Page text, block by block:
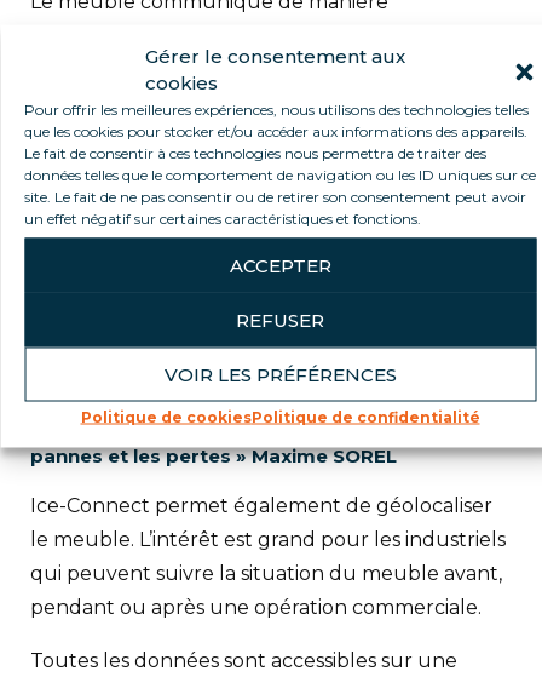
Gérer le consentement aux
cookies
Pour offrir les meilleures expériences, nous utilisons des technologies telles
que les cookies pour stocker et/ou accéder aux informations des appareils.
Le fait de consentir à ces technologies nous permettra de traiter des
données telles que le comportement de navigation ou les ID uniques sur ce
site. Le fait de ne pas consentir ou de retirer son consentement peut avoir
un effet négatif sur certaines caractéristiques et fonctions.
ACCEPTER
REFUSER
VOIR LES PRÉFÉRENCES
Politique de cookiesPolitique de confidentialité
températures et les courbes de froid. Un système
d’alarme permet une forte réactivité pour agir en
cas de dysfonctionnement. On évite ainsi les
ruptures de chaine du froid et les pertes produits
associées. Le boitier va plus loin en permettant de
suivre la consommation électrique et d’alerter en
cas d’incident ou de rupture d’alimentation.
« Le relevé automatique des températures est
un véritable gain de temps pour les
professionnels. Le suivi des différents
paramètres du meuble permet de mettre en
place une maintenance préventive et d’éviter les
pannes et les pertes » Maxime SOREL
Ice-Connect permet également de géolocaliser
le meuble. L’intérêt est grand pour les industriels
qui peuvent suivre la situation du meuble avant,
pendant ou après une opération commerciale.
Toutes les données sont accessibles sur une